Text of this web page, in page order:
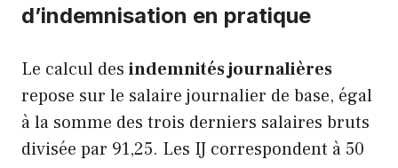
d’indemnisation en pratique
Le calcul des indemnités journalières
repose sur le salaire journalier de base, égal
à la somme des trois derniers salaires bruts
divisée par 91,25. Les IJ correspondent à 50